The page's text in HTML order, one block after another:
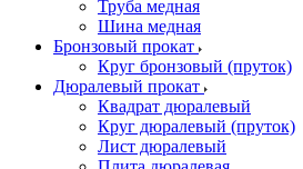
Труба медная
Шина медная
Бронзовый прокат
Круг бронзовый (пруток)
Дюралевый прокат
Квадрат дюралевый
Круг дюралевый (пруток)
Лист дюралевый